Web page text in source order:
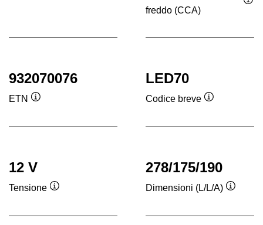
freddo (CCA)
932070076
ETN
LED70
Codice breve
12 V
Tensione
278/175/190
Dimensioni (L/L/A)